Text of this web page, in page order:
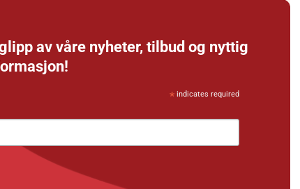
av våre nyheter, tilbud og nyttig
* indicates required